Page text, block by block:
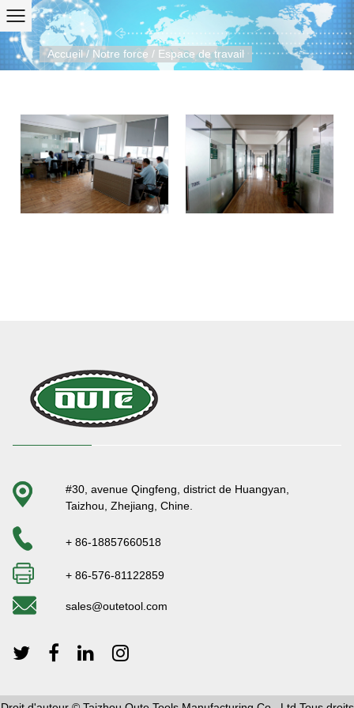
Accueil/ Notre force / Espace de travail
#30, avenue Qingfeng, district de Huangyan,
Taizhou, Zhejiang, Chine.
+ 86-18857660518
+ 86-576-81122859
sales@outetool.com